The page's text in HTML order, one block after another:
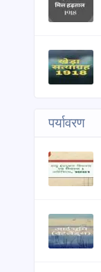
पर्यावरण